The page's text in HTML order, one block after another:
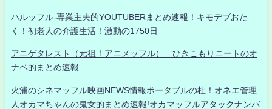
ハルッフル-専業主夫的YOUTUBERまとめ速報！キモデブおた
く！初老人の介護生活！激動の1750日
アニゲタレスト（元祖！アニメッフル） ひきこもりニートのオ
ナベ的まとめ速報
火浦のシネマッフル映画NEWS情報ポータブルの杜！オネエ管理
人オカマちゃんの鬼女的まとめ速報!オカマッフルアタックナンバ